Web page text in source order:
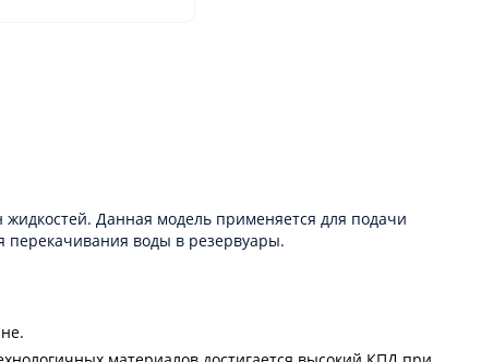
Данная модель применяется для подачи
перекачивания воды в резервуары.